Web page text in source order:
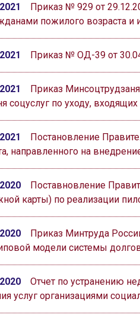
Приказ № 929 от
пожилого возраста
Приказ № ОД-39 от
Приказ
соцуслуг по уходу,
Постановление
направленного на
Поставновление
карты) по реализации
Приказ Минтруда
модели системы
Отчет по устранению
услуг организациями